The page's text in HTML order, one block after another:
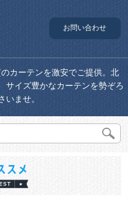
お問い合わせ
カーテンを激安でご提供。北
サイズ豊かなカーテンを勢ぞろ
ませ。